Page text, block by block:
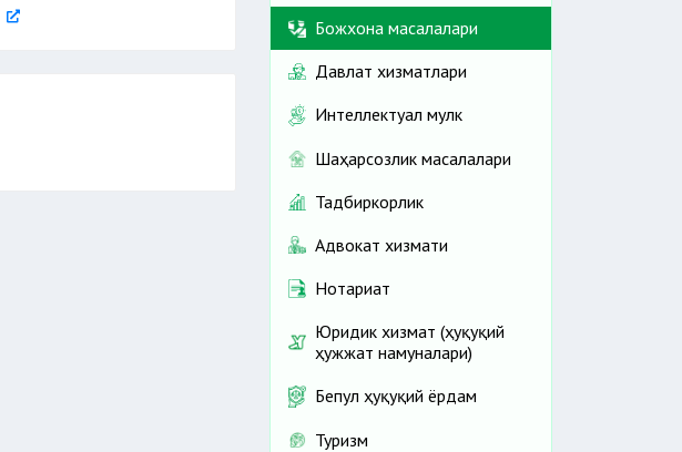
Божхона масалалари
Давлат хизматлари
Интеллектуал мулк
Шаҳарсозлик масалалари
Тадбиркорлик
Адвокат хизмати
Нотариат
Юридик хизмат (ҳуқуқий
ҳужжат намуналари)
Бепул ҳуқуқий ёрдам
Туризм